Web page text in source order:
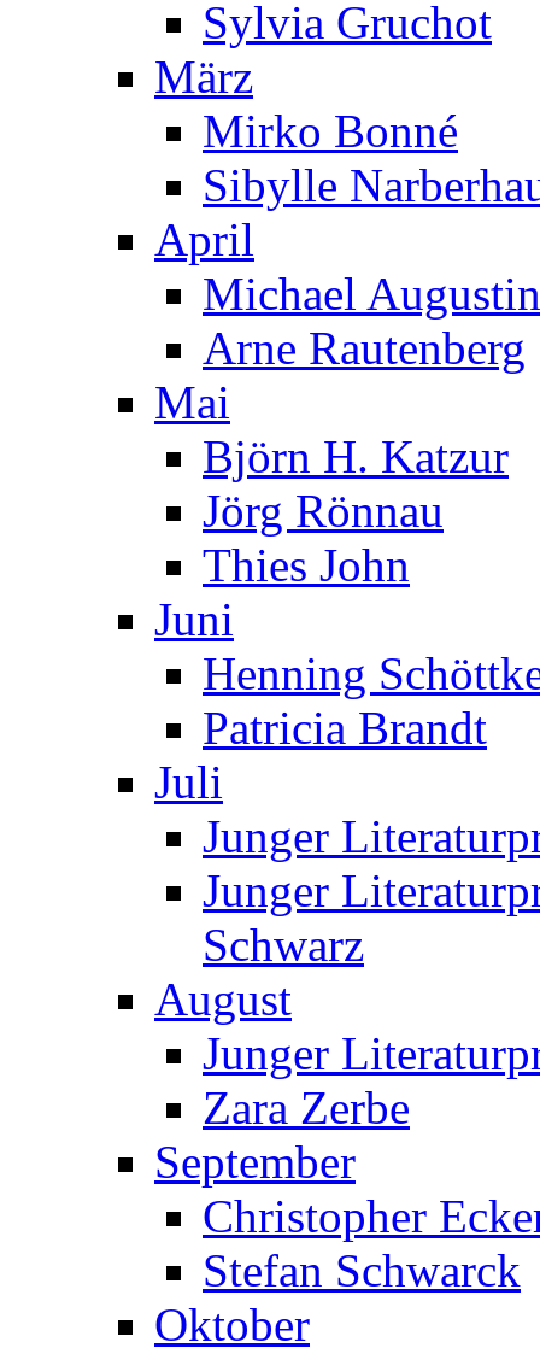
Sylvia Gruchot
März
Mirko Bonné
Sibylle
April
Michael Augustin
Arne Rautenberg
Mai
Björn H. Katzur
Jörg Rönnau
Thies John
Juni
Henning
Patricia Brandt
Juli
Junger
Junger
Schwarz
August
Junger
Zara Zerbe
September
Christopher
Stefan Schwarck
Oktober